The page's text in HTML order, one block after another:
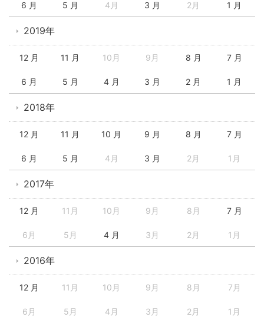
6 月 5 月 4月 3 月 2月 1 月
2019年
12 月 11 月 10月 9月 8 月 7 月
6 月 5 月 4 月 3 月 2 月 1 月
2018年
12 月 11 月 10 月 9 月 8 月 7 月
6 月 5 月 4月 3 月 2月 1月
2017年
12 月 11月 10月 9月 8月 7 月
6月 5月 4 月 3月 2月 1月
2016年
12 月 11月 10月 9月 8月 7月
6月 5月 4月 3月 2月 1月